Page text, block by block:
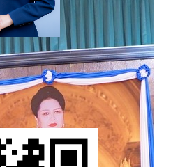
กษณ์ เทียมภักดิ์
การกองบริหารทั่วไป
ารให้บริการ